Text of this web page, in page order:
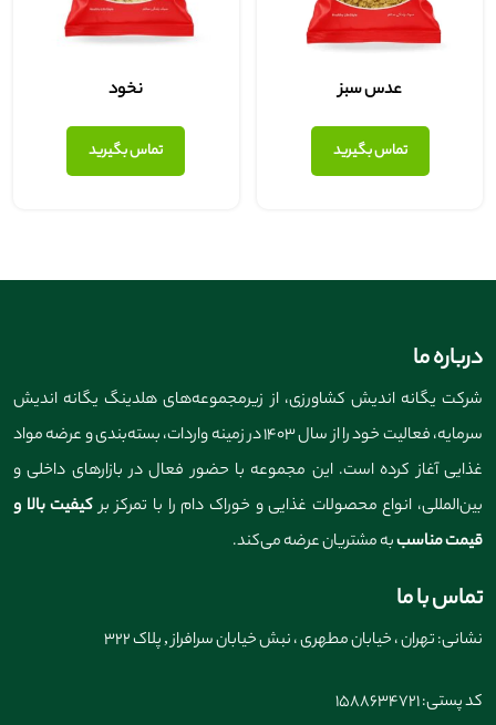
عدس سبز
تماس بگیرید
نخود
تماس بگیرید
درباره ما
شرکت یگانه اندیش کشاورزی، از زیرمجموعه‌های هلدینگ یگانه اندیش
سرمایه، فعالیت خود را از سال ۱۴۰۳ در زمینه واردات، بسته‌بندی و عرضه مواد
غذایی آغاز کرده است. این مجموعه با حضور فعال در بازارهای داخلی و
بین‌المللی، انواع محصولات غذایی و خوراک دام را با تمرکز برکیفیت بالا و
قیمت مناسببه مشتریان عرضه می‌کند.
تماس با ما
نشانی: تهران ، خیابان مطهری ، نبش خیابان سرافراز , پلاک 322
کد پستی: 1588634721